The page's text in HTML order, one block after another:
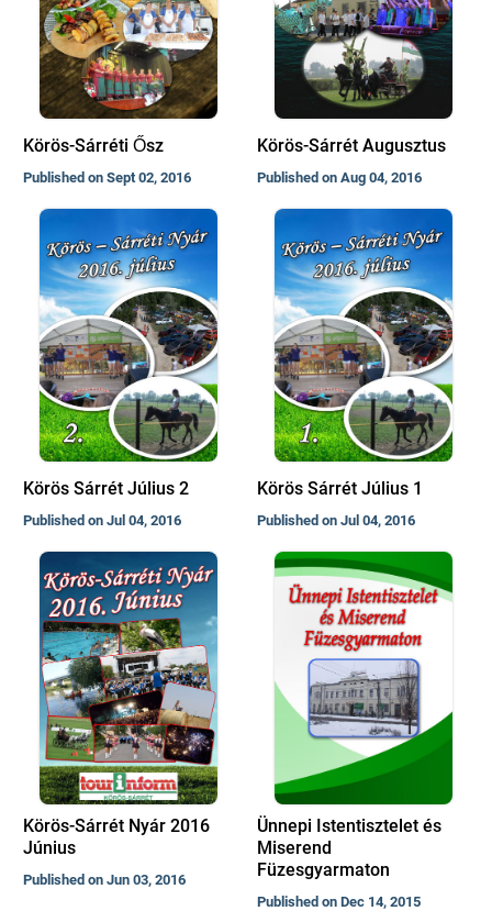
Körös-Sárréti Ősz
Published on Sept 02, 2016
Körös-Sárrét Augusztus
Published on Aug 04, 2016
Körös Sárrét Július 2
Published on Jul 04, 2016
Körös Sárrét Július 1
Published on Jul 04, 2016
Körös-Sárrét Nyár 2016
Június
Published on Jun 03, 2016
Ünnepi Istentisztelet és
Miserend
Füzesgyarmaton
Published on Dec 14, 2015